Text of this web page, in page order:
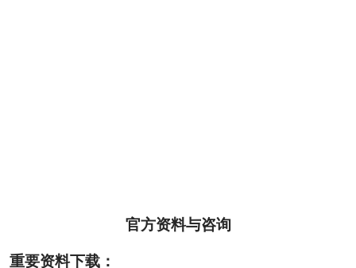
官方资料与咨询
重要资料下载：